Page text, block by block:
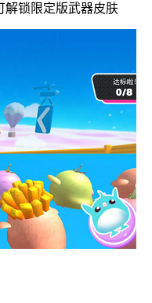
解锁限定版武器皮肤